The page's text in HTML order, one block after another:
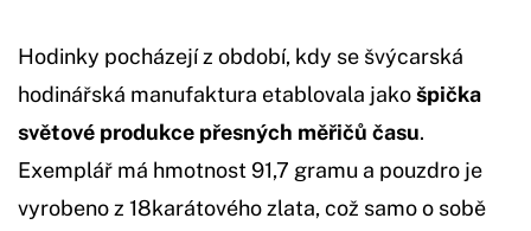
Hodinky pocházejí z období, kdy se švýcarská
hodinářská manufaktura etablovala jakošpička
světové produkce přesných měřičů času.
Exemplář má hmotnost 91,7 gramu a pouzdro je
vyrobeno z 18karátového zlata, což samo o sobě